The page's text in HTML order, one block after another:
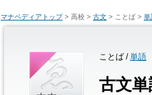
マナペディアトップ> 高校 > 古文 > ことば > 単
ことば /単語
古文